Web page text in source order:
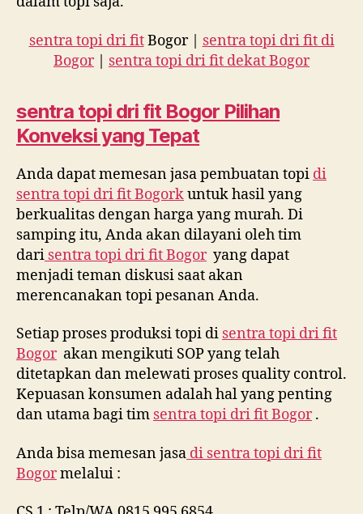
sentra topi dri fitBogor | sentra topi dri fit di
Bogor| sentra topi dri fit dekat Bogor
sentra topi dri fit Bogor Pilihan
Konveksi yang Tepat
Anda dapat memesan jasa pembuatan topi di
sentra topi dri fit Bogorkuntuk hasil yang
berkualitas dengan harga yang murah. Di
samping itu, Anda akan dilayani oleh tim
dari sentra topi dri fit Bogoryang dapat
menjadi teman diskusi saat akan
merencanakan topi pesanan Anda.
Setiap proses produksi topi di sentra topi dri fit
Bogorakan mengikuti SOP yang telah
ditetapkan dan melewati proses quality control.
Kepuasan konsumen adalah hal yang penting
dan utama bagi tim sentra topi dri fit Bogor.
Anda bisa memesan jasa di sentra topi dri fit
Bogormelalui :